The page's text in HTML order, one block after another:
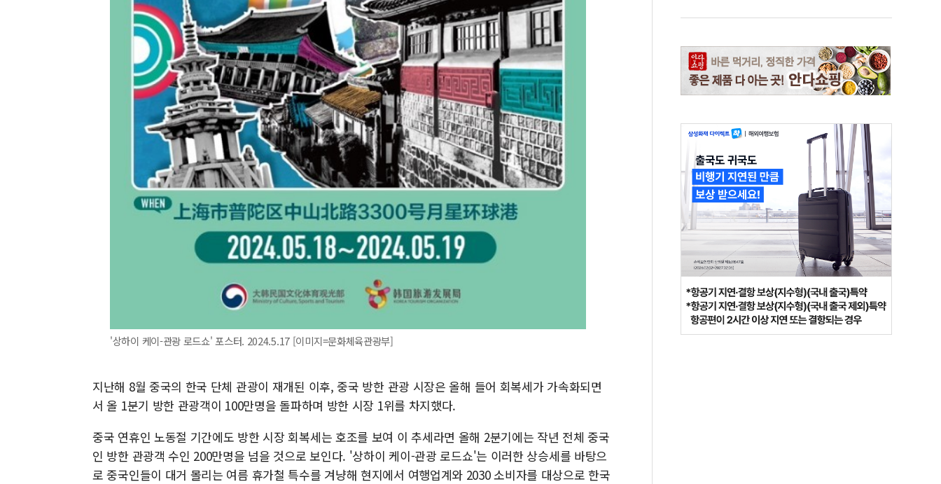
'상하이 케이-관광 로드쇼' 포스터. 2024.5.17 [이미지=문화체육관광부]
지난해 8월 중국의 한국 단체 관광이 재개된 이후, 중국 방한 관광 시장은 올해 들어 회복세가 가속화되면
서 올 1분기 방한 관광객이 100만명을 돌파하며 방한 시장 1위를 차지했다.
중국 연휴인 노동절 기간에도 방한 시장 회복세는 호조를 보여 이 추세라면 올해 2분기에는 작년 전체 중국
인 방한 관광객 수인 200만명을 넘을 것으로 보인다. '상하이 케이-관광 로드쇼'는 이러한 상승세를 바탕으
로 중국인들이 대거 몰리는 여름 휴가철 특수를 겨냥해 현지에서 여행업계와 2030 소비자를 대상으로 한국